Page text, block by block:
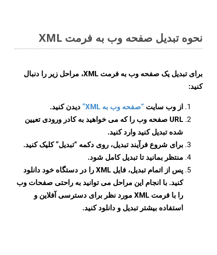
نحوه تبدیل صفحه وب به فرمت XML
برای تبدیل یک صفحه وب به فرمت XML، مراحل زیر را دنبال
کنید:
از وب سایت “صفحه وب به XML”
دیدن کنید.
URL صفحه وب را که می خواهید به کادر ورودی تعیین
شده تبدیل کنید وارد کنید.
برای شروع فرآیند تبدیل، روی دکمه “تبدیل” کلیک کنید.
منتظر بمانید تا تبدیل کامل شود.
پس از اتمام تبدیل، فایل XML را در دستگاه خود دانلود
کنید. با انجام این مراحل می توانید به راحتی صفحات وب
را با فرمت XML مورد نظر برای دسترسی آفلاین و
استفاده بیشتر تبدیل و دانلود کنید.